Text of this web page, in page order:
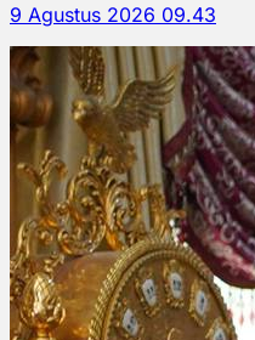
9 Agustus 2026 09.43